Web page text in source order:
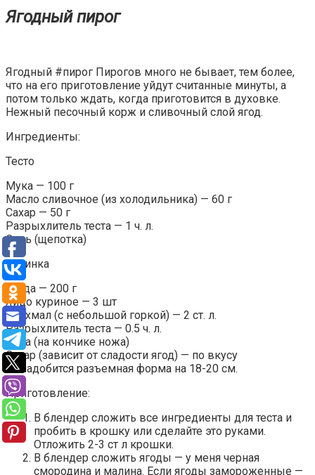
Ягодный пирог
Ягодный #пирог Пирогов много не бывает, тем более,
что на его приготовление уйдут считанные минуты, а
потом только ждать, когда приготовится в духовке.
Нежный песочный корж и сливочный слой ягод.
Ингредиенты:
Тесто
Мука — 100 г
Масло сливочное (из холодильника) — 60 г
Сахар — 50 г
Разрыхлитель теста — 1 ч. л.
Соль (щепотка)
Начинка
Ягода — 200 г
Яйцо куриное — 3 шт
Крахмал (с небольшой горкой) — 2 ст. л.
Разрыхлитель теста — 0.5 ч. л.
Сода (на кончике ножа)
Сахар (зависит от сладости ягод) — по вкусу
Понадобится разъемная форма на 18-20 см.
Приготовление:
В блендер сложить все ингредиенты для теста и
пробить в крошку или сделайте это руками.
Отложить 2-3 ст л крошки.
В блендер сложить ягоды — у меня черная
смородина и малина. Если ягоды замороженные —